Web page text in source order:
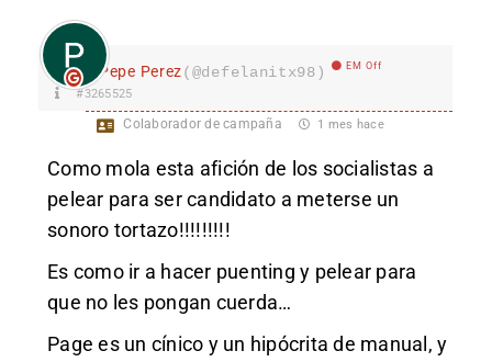
Pepe Perez(@defelanitx98) EM Off
#3265525
Colaborador de campaña 1 mes hace
Como mola esta afición de los socialistas a
pelear para ser candidato a meterse un
sonoro tortazo!!!!!!!!!
Es como ir a hacer puenting y pelear para
que no les pongan cuerda…
Page es un cínico y un hipócrita de manual, y